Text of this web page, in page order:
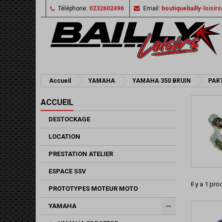
Téléphone: 0232602496 Email: boutiquebailly-
Accueil YAMAHA YAMAHA 350 BRUIN
ACCUEIL
DESTOCKAGE
LOCATION
PRESTATION ATELIER
ESPACE SSV
PROTOTYPES MOTEUR MOTO
YAMAHA
Il y a 1